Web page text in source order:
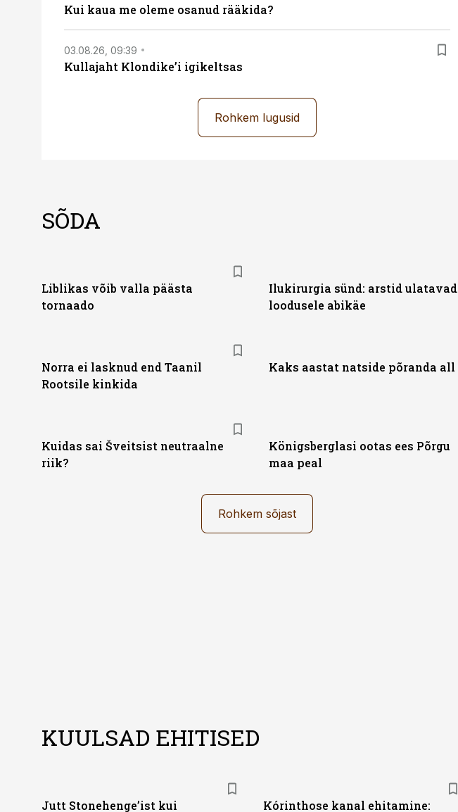
Kui kaua me oleme osanud rääkida?
03.08.26, 09:39
Kullajaht Klondike’i igikeltsas
Rohkem lugusid
SÕDA
Liblikas võib valla päästa
tornaado
Ilukirurgia sünd: arstid ulatavad
loodusele abikäe
Norra ei lasknud end Taanil
Rootsile kinkida
Kaks aastat natside põranda all
Kuidas sai Šveitsist neutraalne
riik?
Königsberglasi ootas ees Põrgu
maa peal
Rohkem sõjast
KUULSAD EHITISED
Jutt Stonehenge’ist kui Kórinthose kanal ehitamine: